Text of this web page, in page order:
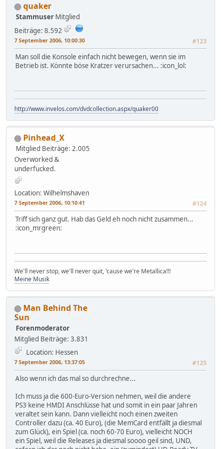
quaker
Stammuser Mitglied
Beiträge: 8.592
7 September 2006, 10:00:30 #123
Man soll die Konsole einfach nicht bewegen, wenn sie im
Betrieb ist. Könnte böse Kratzer verursachen... :icon_lol:
http://www.invelos.com/dvdcollection.aspx/quaker00
Pinhead_X
Mitglied Beiträge: 2.005
Overworked &
underfucked.
Location: Wilhelmshaven
7 September 2006, 10:10:41 #124
Triff sich ganz gut. Hab das Geld eh noch nicht zusammen...
:icon_mrgreen:
We'll never stop, we'll never quit, 'cause we're Metallica!!!
Meine Musik
Man Behind The
Sun
Forenmoderator
Mitglied Beiträge: 3.831
Location: Hessen
7 September 2006, 13:37:05 #125
Also wenn ich das mal so durchrechne...
Ich muss ja die 600-Euro-Version nehmen, weil die andere
PS3 keine HMDI Anschlüsse hat und somit in ein paar Jahren
veraltet sein kann. Dann vielleicht noch einen zweiten
Controller dazu (ca. 40 Euro), (die MemCard entfällt ja diesmal
zum Glück), ein Spiel (ca. noch 60-70 Euro), vielleicht NOCH
ein Spiel, weil die Releases ja diesmal soooo geil sind, UND,